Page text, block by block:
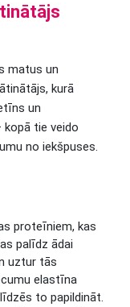
matus un
kurā
un
tie veido
no iekšpuses.
proteīniem, kas
palīdz ādai
uztur tās
elastīna
to papildināt.